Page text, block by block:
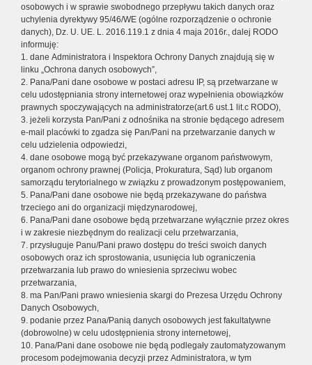
osobowych i w sprawie swobodnego przepływu takich danych oraz
uchylenia dyrektywy 95/46/WE (ogólne rozporządzenie o ochronie
danych), Dz. U. UE. L. 2016.119.1 z dnia 4 maja 2016r., dalej RODO
informuję:
1. dane Administratora i Inspektora Ochrony Danych znajdują się w
linku „Ochrona danych osobowych”,
2. Pana/Pani dane osobowe w postaci adresu IP, są przetwarzane w
celu udostępniania strony internetowej oraz wypełnienia obowiązków
prawnych spoczywających na administratorze(art.6 ust.1 lit.c RODO),
3. jeżeli korzysta Pan/Pani z odnośnika na stronie będącego adresem
e-mail placówki to zgadza się Pan/Pani na przetwarzanie danych w
celu udzielenia odpowiedzi,
4. dane osobowe mogą być przekazywane organom państwowym,
organom ochrony prawnej (Policja, Prokuratura, Sąd) lub organom
samorządu terytorialnego w związku z prowadzonym postępowaniem,
5. Pana/Pani dane osobowe nie będą przekazywane do państwa
trzeciego ani do organizacji międzynarodowej,
6. Pana/Pani dane osobowe będą przetwarzane wyłącznie przez okres
i w zakresie niezbędnym do realizacji celu przetwarzania,
7. przysługuje Panu/Pani prawo dostępu do treści swoich danych
osobowych oraz ich sprostowania, usunięcia lub ograniczenia
przetwarzania lub prawo do wniesienia sprzeciwu wobec
przetwarzania,
8. ma Pan/Pani prawo wniesienia skargi do Prezesa Urzędu Ochrony
Danych Osobowych,
9. podanie przez Pana/Panią danych osobowych jest fakultatywne
(dobrowolne) w celu udostępnienia strony internetowej,
10. Pana/Pani dane osobowe nie będą podlegały zautomatyzowanym
procesom podejmowania decyzji przez Administratora, w tym